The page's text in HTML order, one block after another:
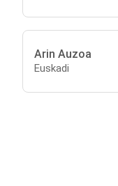
Arin Auzoa
Euskadi